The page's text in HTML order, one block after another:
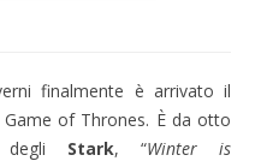
finalmente è arrivato il
of Thrones. È da otto
Stark, “Winter is